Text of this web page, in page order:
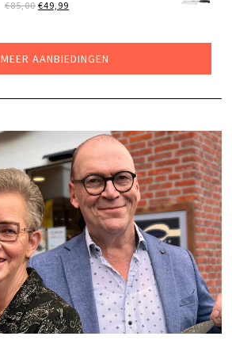
€85,00 OORSPRONKELIJKE
€49,99
MEER AANBIEDINGEN